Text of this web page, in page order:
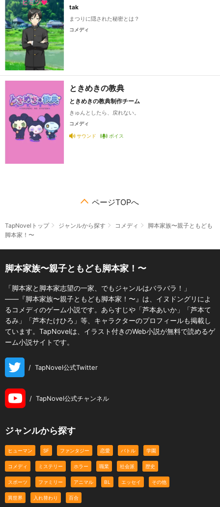
tak
まつりに隠された秘密とは？
コメディ
ときめきの教典
ときめきの教典制作チーム
きゅんとしたら、戻れない。
コメディ
サウンド ボイス
ページTOPへ
TapNovelトップ ジャンルから探す コメディ
脚本家族〜親子ともども
脚本家！〜
脚本家族〜親子ともども脚本家！〜
「脚本家と脚本家志望の一家、でもジャンルはバラバラ！」
――『脚本家族〜親子ともども脚本家！〜』は、イヌドングリによ
るコメディのゲーム小説です。あらすじや「芦本あいか」「芦本て
るみ」「芦本たけひろ」等、キャラクターのプロフィールも掲載し
ています。TapNovelは、イラスト付きのWeb小説が無料で読めるゲ
ーム小説サイトです。
/ TapNovel公式Twitter
/ TapNovel公式チャンネル
ジャンルから探す
ヒューマン SF ファンタジー 恋愛 バトル 学園
コメディ ミステリー ホラー 職業 社会派 歴史
スポーツ ファミリー アニマル BL エッセイ その他
異世界 入れ替わり 百合